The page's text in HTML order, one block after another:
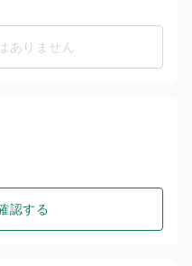
ありません
認する